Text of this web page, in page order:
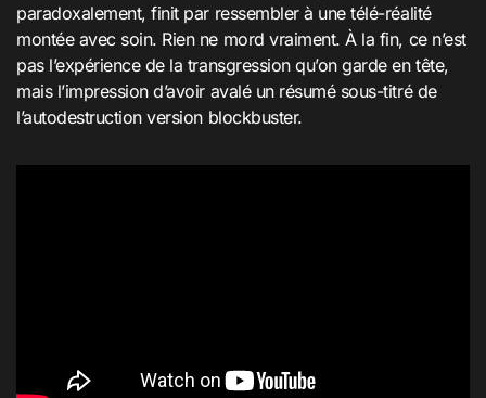
paradoxalement, finit par ressembler à une télé-réalité
montée avec soin. Rien ne mord vraiment. À la fin, ce n’est
pas l’expérience de la transgression qu’on garde en tête,
mais l’impression d’avoir avalé un résumé sous-titré de
l’autodestruction version blockbuster.